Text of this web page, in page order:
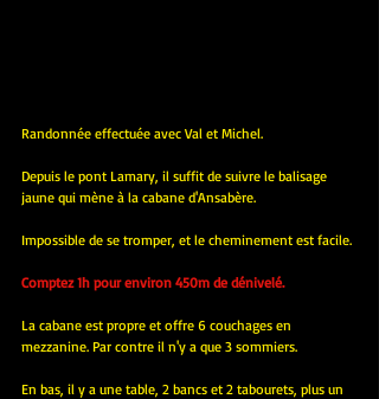
Randonnée effectuée avec Val et Michel.
Depuis le pont Lamary, il suffit de suivre le balisage
jaune qui mène à la cabane d'Ansabère.
Impossible de se tromper, et le cheminement est facile.
Comptez 1h pour environ 450m de dénivelé.
La cabane est propre et offre 6 couchages en
mezzanine. Par contre il n'y a que 3 sommiers.
En bas, il y a une table, 2 bancs et 2 tabourets, plus un